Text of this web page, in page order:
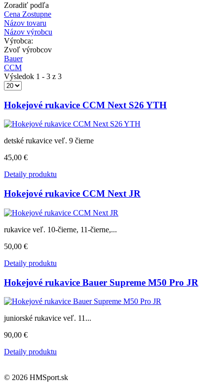
Zoradiť podľa
Cena Zostupne
Názov tovaru
Názov výrobcu
Výrobca:
Zvoľ výrobcov
Bauer
CCM
Výsledok 1 - 3 z 3
Hokejové rukavice CCM Next S26 YTH
detské rukavice veľ. 9 čierne
45,00 €
Detaily produktu
Hokejové rukavice CCM Next JR
rukavice veľ. 10-čierne, 11-čierne,...
50,00 €
Detaily produktu
Hokejové rukavice Bauer Supreme M50 Pro JR
juniorské rukavice veľ. 11...
90,00 €
Detaily produktu
© 2026 HMSport.sk